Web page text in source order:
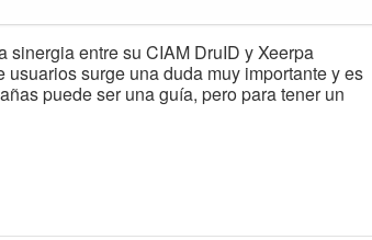
sinergia entre su CIAM DruID y Xeerpa
surge una duda muy importante y es
puede ser una guía, pero para tener un